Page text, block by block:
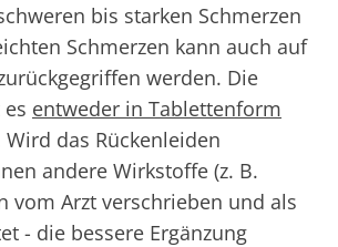
bis starken Schmerzen
Schmerzen kann auch auf
werden. Die
entweder in Tablettenform
Wird das Rückenleiden
andere Wirkstoffe (z. B.
vom Arzt verschrieben und als
- die bessere Ergänzung